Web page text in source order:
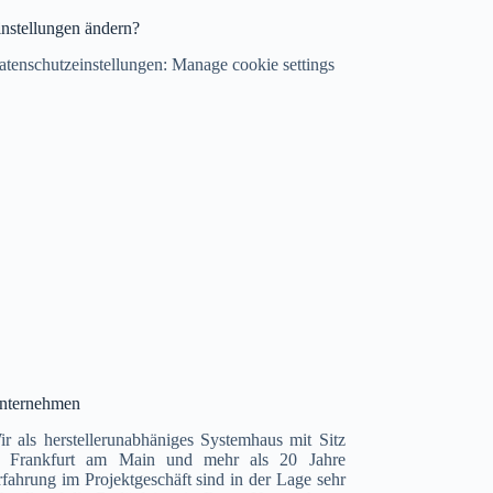
ändern?
Manage cookie settings
als herstellerunabhäniges Systemhaus mit Sitz
Frankfurt am Main und mehr als 20 Jahre
im Projektgeschäft sind in der Lage sehr